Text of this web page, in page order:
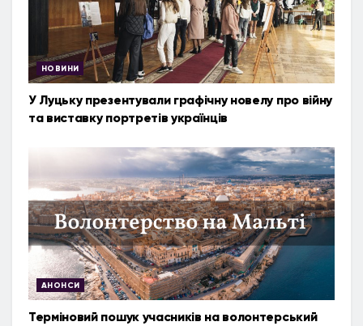
НОВИНИ
У Луцьку презентували графічну новелу про війну
та виставку портретів українців
АНОНСИ
Терміновий пошук учасників на волонтерський